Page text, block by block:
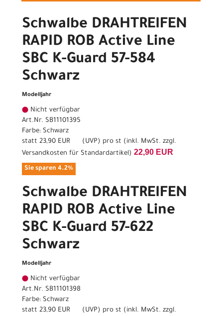
Schwalbe DRAHTREIFEN
RAPID ROB Active Line
SBC K-Guard 57-584
Schwarz
Modelljahr
Nicht verfügbar
Art.Nr. SB11101395
Farbe: Schwarz
statt 23,90 EUR ( UVP) pro st (inkl. MwSt. zzgl.
Versandkosten für Standardartikel) 22,90 EUR
Sie sparen 4.2%
Schwalbe DRAHTREIFEN
RAPID ROB Active Line
SBC K-Guard 57-622
Schwarz
Modelljahr
Nicht verfügbar
Art.Nr. SB11101398
Farbe: Schwarz
statt 23,90 EUR ( UVP) pro st (inkl. MwSt. zzgl.